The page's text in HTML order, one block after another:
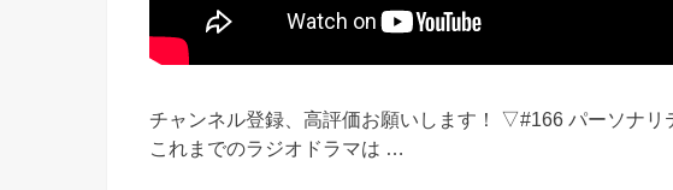
チャンネル登録、高評価お願いします！ ▽#166 パーソナ
これまでのラジオドラマは …